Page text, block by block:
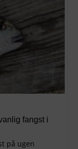
fangst i
på ugen